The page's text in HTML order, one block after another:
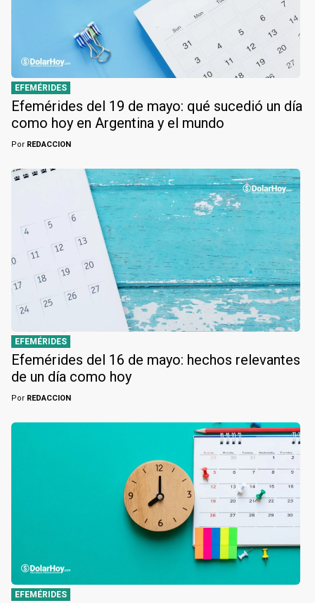
EFEMÉRIDES
Efemérides del 19 de mayo: qué sucedió un día
como hoy en Argentina y el mundo
Por REDACCION
EFEMÉRIDES
Efemérides del 16 de mayo: hechos relevantes
de un día como hoy
Por REDACCION
EFEMÉRIDES